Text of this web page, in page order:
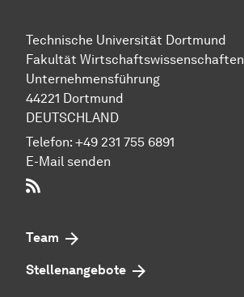
Technische Uni­ver­si­tät Dort­mund
Fakultät Wirtschafts­wissen­schaften
Unternehmensführung
44221 Dort­mund
DEUTSCHLAND
Telefon: +49 231 755 6891
E-Mail senden
Team
Stellenangebote